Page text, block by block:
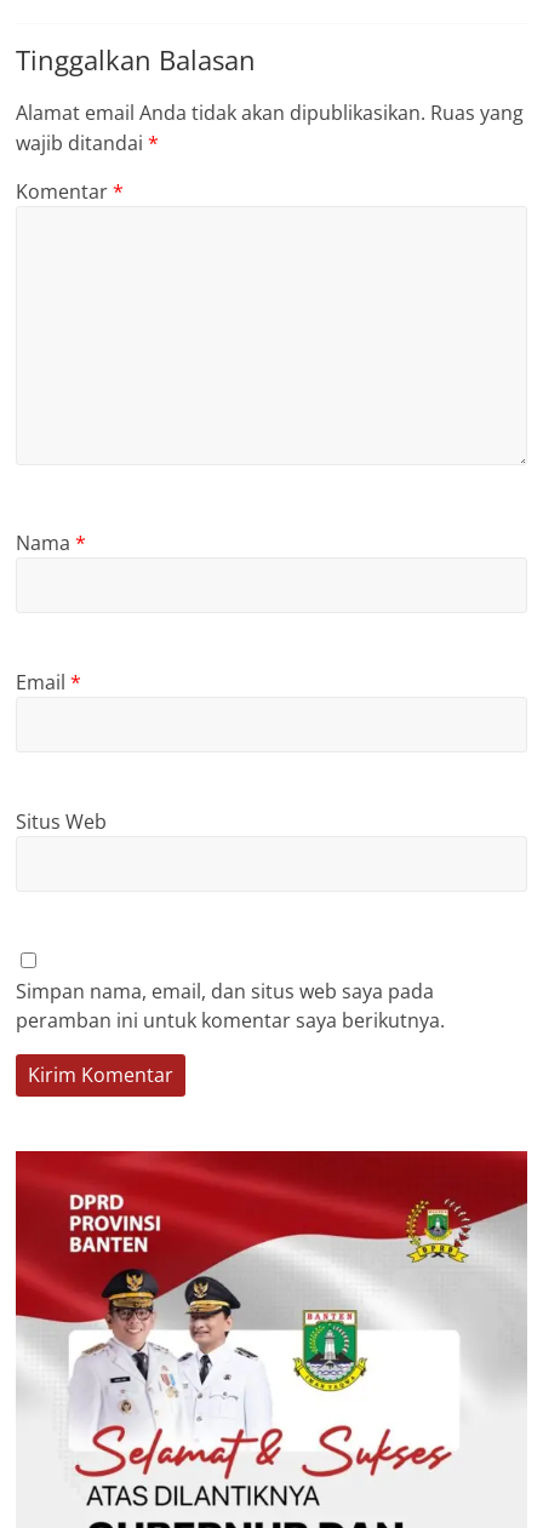
Tinggalkan Balasan
Alamat email Anda tidak akan dipublikasikan. Ruas yang
wajib ditandai*
Komentar*
Nama*
Email*
Situs Web
Simpan nama, email, dan situs web saya pada
peramban ini untuk komentar saya berikutnya.